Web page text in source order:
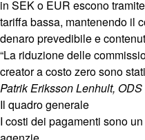
in SEK o EUR escono
tariffa bassa, mantenendo il
denaro prevedibile e
“La riduzione delle
creator a costo zero sono
Patrik Eriksson Lenhult,
Il quadro generale
I costi dei pagamenti sono